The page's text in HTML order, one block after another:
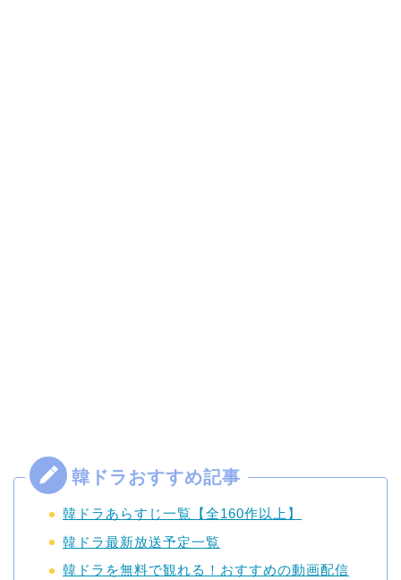
韓ドラあらすじ一覧【全160作以上】
韓ドラ最新放送予定一覧
韓ドラを無料で観れる！おすすめの動画配信